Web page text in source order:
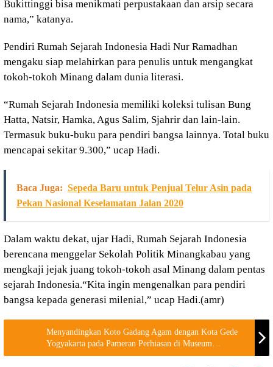
Bukittinggi bisa menikmati perpustakaan dan arsip secara
nama,” katanya.
Pendiri Rumah Sejarah Indonesia Hadi Nur Ramadhan
mengaku siap melahirkan para penulis untuk mengangkat
tokoh-tokoh Minang dalam dunia literasi.
“Rumah Sejarah Indonesia memiliki koleksi tulisan Bung
Hatta, Natsir, Hamka, Agus Salim, Sjahrir dan lain-lain.
Termasuk buku-buku para pendiri bangsa lainnya. Total buku
mencapai sekitar 9.300,” ucap Hadi.
Baca Juga: Sepeda Baru untuk Penjual Telur Asin pada
Pekan Nasional Keselamatan Jalan 2020
Dalam waktu dekat, ujar Hadi, Rumah Sejarah Indonesia
berencana menggelar Sekolah Politik Minangkabau yang
mengkaji jejak juang tokoh-tokoh asal Minang dalam pentas
sejarah Indonesia.“Kita ingin mengenalkan para pendiri
bangsa kepada generasi milenial,” ucap Hadi.(amr)
Menyandingkan Koto Gadang Agam dengan Kota Gede
Yogyakarta pada Pameran Perhiasan di Museum
Adityawarman